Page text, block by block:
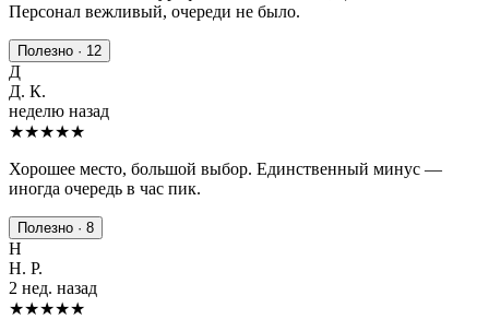
Персонал вежливый, очереди не было.
Полезно · 12
Д
Д. К.
неделю назад
★★★★★
Хорошее место, большой выбор. Единственный минус —
иногда очередь в час пик.
Полезно · 8
Н
Н. Р.
2 нед. назад
★★★★★